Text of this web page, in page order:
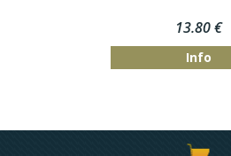
13.80€
Info